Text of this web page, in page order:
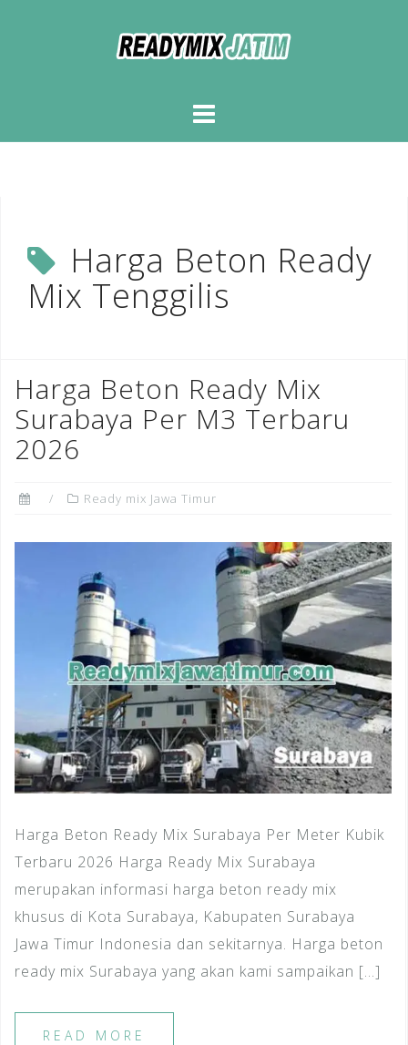
Harga Beton Ready
Mix Tenggilis
Harga Beton Ready Mix
Surabaya Per M3 Terbaru
2026
Ready mix Jawa Timur
Harga Beton Ready Mix Surabaya Per Meter Kubik
Terbaru 2026 Harga Ready Mix Surabaya
merupakan informasi harga beton ready mix
khusus di Kota Surabaya, Kabupaten Surabaya
Jawa Timur Indonesia dan sekitarnya. Harga beton
ready mix Surabaya yang akan kami sampaikan […]
READ MORE